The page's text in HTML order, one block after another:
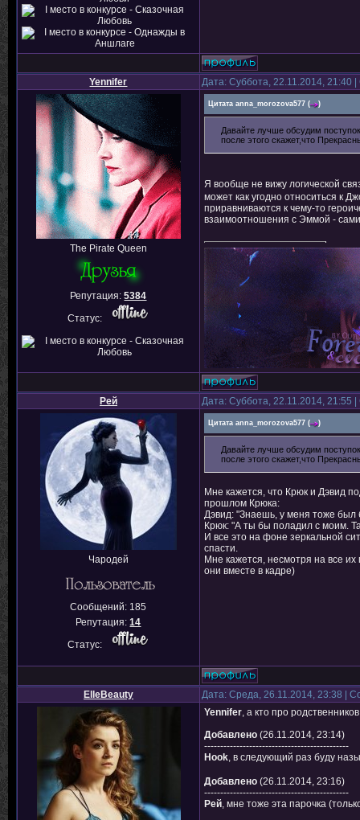
Yennifer Дата: Суббота, 22.11.2014, 21:40
The Pirate Queen
Репутация:5384
Статус:
Цитата anna_morozova577 ( )
Давайте лучше обсудим
после этого скажет,что
Я вообще не вижу логической
может как угодно относиться к
приравниваются к чему-то
взаимоотношения с Эммой -
Рей Дата: Суббота, 22.11.2014, 21:55
Чародей
Сообщений: 185
Репутация:14
Статус:
Цитата anna_morozova577 ( )
Давайте лучше обсудим
после этого скажет,что
Мне кажется, что Крюк и Дэвид
прошлом Крюка:
Дэвид: "Знаешь, у меня тоже
Крюк: "А ты бы поладил с моим.
И все это на фоне зеркальной
спасти.
Мне кажется, несмотря на все
они вместе в кадре)
ElleBeauty Дата: Среда, 26.11.2014, 23:38 |
Yennifer, а кто про
Добавлено (26.11.2014, 23:14)
---------------------------------------------
Hook, в следующий раз буду
Добавлено (26.11.2014, 23:16)
---------------------------------------------
Рей, мне тоже эта парочка